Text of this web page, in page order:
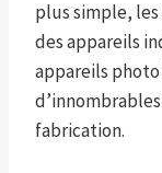
plus simple,
des appareils
appareils
fabrication.